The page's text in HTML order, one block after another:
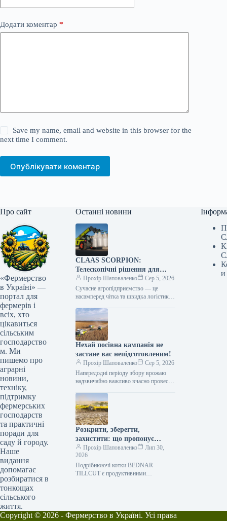
Додати коментар *
Save my name, email and website in this browser for the
next time I comment.
Опублікувати коментар
Про сайт
«Фермерство
в Україні» —
портал для
фермерів і
всіх, хто
цікавиться
сільським
господарство
м. Ми
пишемо про
аграрні
новини,
техніку,
підтримку
фермерських
господарств
та практичні
поради для
саду й городу.
Наше
видання
допомагає
розбиратися в
тонкощах
сільського
життя.
Останні новини
CLAAS SCORPION:
Телескопічні рішення для
ефективного агрологістичного
менеджменту
Прохір Шаповаленко
Сер 5, 2026
Сучасне агропідприємство — це
насамперед чітка та швидка логістика.
тисяч тонн зерна, робота з
біогазовими…
Нехай посівна кампанія не
застане вас непідготовленим!
Прохір Шаповаленко
Сер 5, 2026
Напередодні періоду збору врожаю
надзвичайно важливо вчасно провести
виконати всі процедури планового
технічного
обслуговування.Оптимальним
вибором є…
Розкрити, зберегти,
захистити: що пропонує
обробка рослинних залишків
котками BEDNAR TILLCUT
Прохір Шаповаленко
Лип 30,
2026
Подрібнюючі котки BEDNAR
TILLCUT є продуктивними
и
Copyright © 2026 - Фермерство в Україні. Усі права